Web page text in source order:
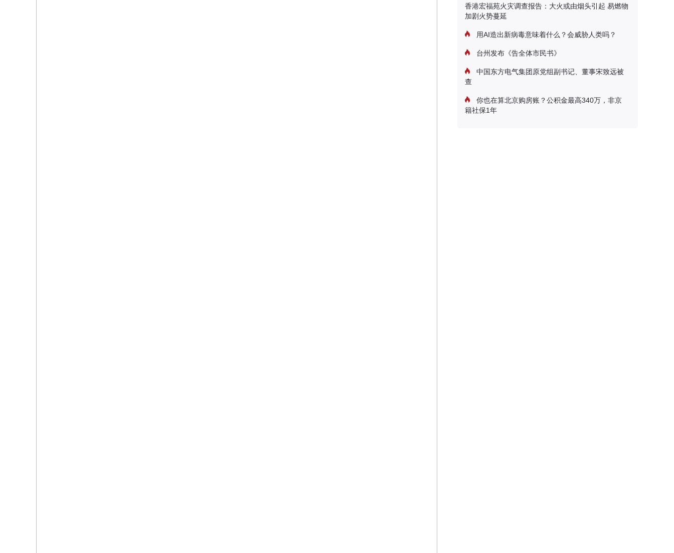
香港宏福苑火灾调查报告：大火或由烟头引起 易燃物
加剧火势蔓延
用AI造出新病毒意味着什么？会威胁人类吗？
台州发布《告全体市民书》
中国东方电气集团原党组副书记、董事宋致远被
查
你也在算北京购房账？公积金最高340万，非京
籍社保1年